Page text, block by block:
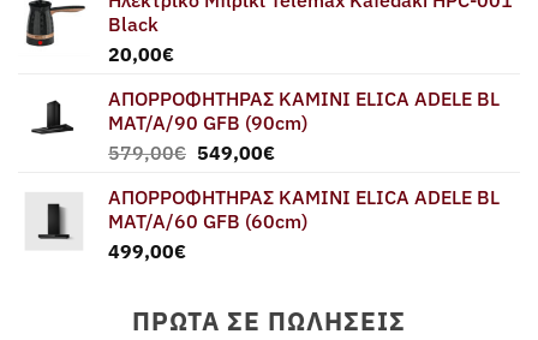
Black
20,00€
ΑΠΟΡΡΟΦΗΤΗΡΑΣ ΚΑΜΙΝΙ ELICA ADELE BL
MAT/A/90 GFB (90cm)
579,00€ Original
was:
579,00€.
549,00€Η
τιμή
είναι:
ΑΠΟΡΡΟΦΗΤΗΡΑΣ ΚΑΜΙΝΙ ELICA ADELE BL
MAT/A/60 GFB (60cm)
499,00€
ΠΡΏΤΑ ΣΕ ΠΩΛΉΣΕΙΣ